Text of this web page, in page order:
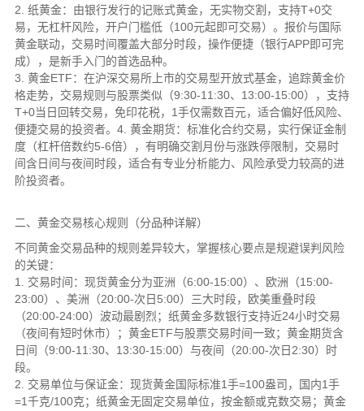
2. 纸黄金：由银行发行的记账式黄金，无实物交割，支持T+0交
易，无杠杆风险，开户门槛低（100元起即可交易）。报价与国际
黄金联动，交易时间覆盖大部分时段，操作便捷（银行APP即可完
成），是新手入门的首选品种。
3. 黄金ETF：在沪深交易所上市的交易型开放式基金，追踪黄金价
格走势，交易规则与股票类似（9:30-11:30、13:00-15:00），支持
T+0当日回转交易，免印花税，1手仅需数百元，适合偏好低风险、
便捷交易的投资者。4. 黄金期货：标准化合约交易，实行保证金制
度（杠杆倍数约5-6倍），有明确交割月份与涨跌停限制，交易时
间含日间与夜间时段，适合有专业分析能力、风险承受力较高的进
阶投资者。
二、黄金交易核心规则（分品种详解）
不同黄金交易品种的规则差异较大，掌握核心要点是规避误判风险
的关键：
1. 交易时间：现货黄金分为亚洲（6:00-15:00）、欧洲（15:00-
23:00）、美洲（20:00-次日5:00）三大时段，欧美重叠时段
（20:00-24:00）波动最剧烈；纸黄金多数银行支持近24小时交易
（夜间有短时休市）；黄金ETF与股票交易时间一致；黄金期货含
日间（9:00-11:30、13:30-15:00）与夜间（20:00-次日2:30）时
段。
2. 交易单位与保证金：现货黄金国际标准1手=100盎司，国内1手
=1千克/100克；纸黄金无固定交易单位，按金额或克数交易；黄金